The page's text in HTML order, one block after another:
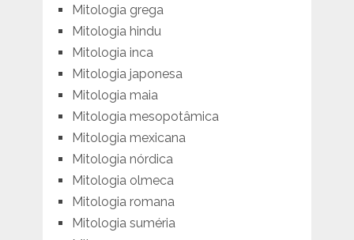
Mitologia grega
Mitologia hindu
Mitologia inca
Mitologia japonesa
Mitologia maia
Mitologia mesopotâmica
Mitologia mexicana
Mitologia nórdica
Mitologia olmeca
Mitologia romana
Mitologia suméria